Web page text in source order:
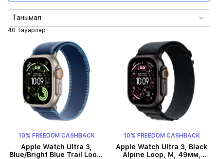
Корпус өлшемі
Зарядтаусыз жұмыс уақыты
Білезік түсі
Білезік түрі
Білезік өлшемі
40 Тауарлар
Танымал
10% FREEDOM CASHBACK
Apple Watch Ultra 3,
Blue/Bright Blue Trail Loop,
10% FREEDOM CASHBACK
Apple Watch Ultra 3, Black
Alpine Loop, M, 49мм,